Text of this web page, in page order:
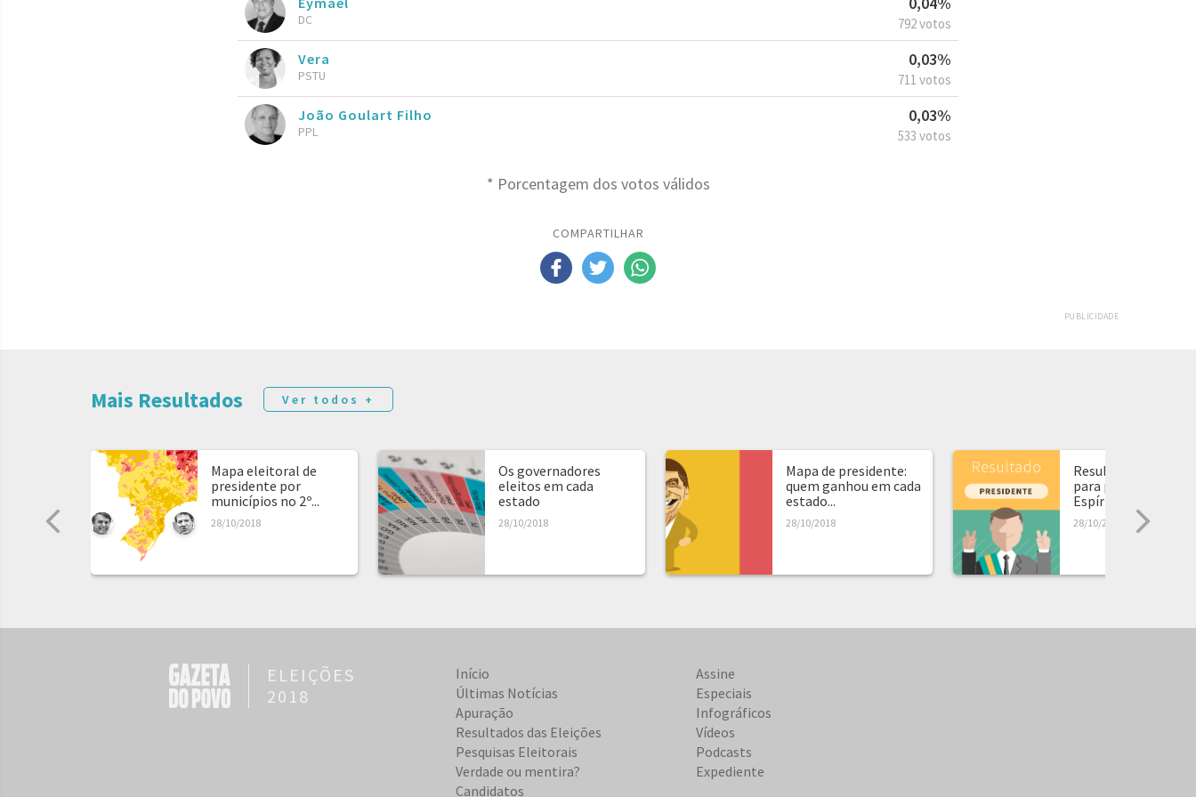
DC 792 votos
Vera
PSTU
0,03%
711 votos
João Goulart Filho
PPL
0,03%
533 votos
* Porcentagem dos votos válidos
COMPARTILHAR
PUBLICIDADE
Mais Resultados Ver todos +
Mapa eleitoral de
presidente por
municípios no 2º...
28/10/2018
Os governadores
eleitos em cada
estado
28/10/2018
Mapa de presidente:
quem ganhou em cada
estado...
28/10/2018
Resultado da
para presidente no
Espírito Santo...
28/10/2018
ELEIÇÕES
2018
Início
Últimas Notícias
Apuração
Resultados das Eleições
Pesquisas Eleitorais
Verdade ou mentira?
Candidatos
Assine
Especiais
Infográficos
Vídeos
Podcasts
Expediente